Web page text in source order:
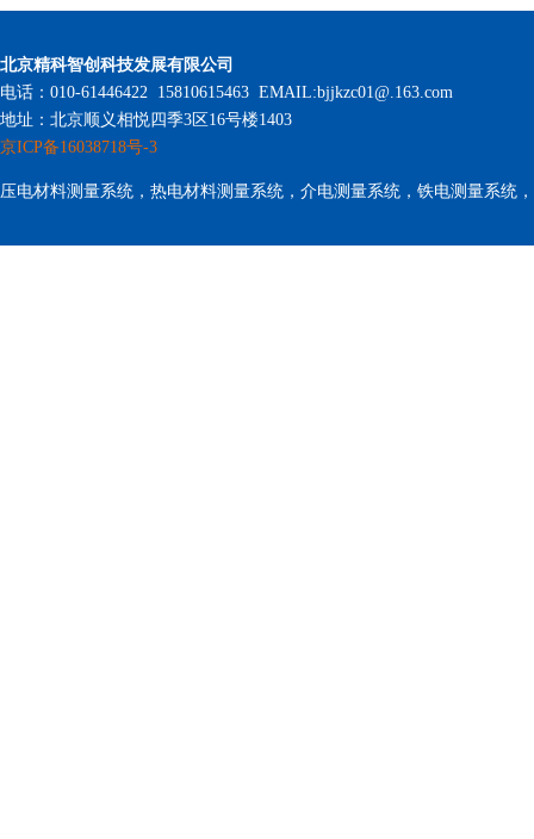
北京精科智创科技发展有限公司
电话：010-61446422 15810615463 EMAIL:bjjkzc01@.163.com
地址：北京顺义相悦四季3区16号楼1403
京ICP备16038718号-3
压电材料测量系统，热电材料测量系统，介电测量系统，铁电测量系统